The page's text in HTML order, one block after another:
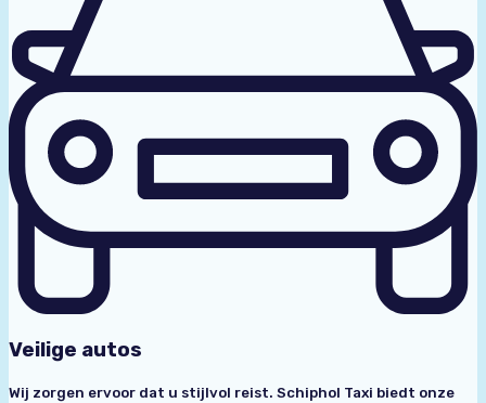
Veilige autos
Wij zorgen ervoor dat u stijlvol reist. Schiphol Taxi biedt onze